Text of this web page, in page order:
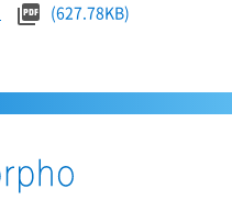
(627.78KB)